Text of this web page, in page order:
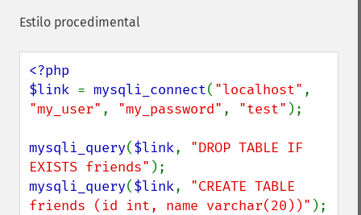
Estilo procedimental
<?php
$link = mysqli_connect( "localhost"
"my_user" , "my_password" , "test" );
mysqli_query($link, "DROP TABLE IF
EXISTS friends"
mysqli_query($link, "CREATE TABLE
friends (id int, name varchar(20))" );